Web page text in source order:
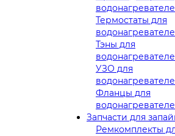
Термостаты для
Тэны для
УЗО для
Фланцы для
Запчасти для
Ремкомплекты